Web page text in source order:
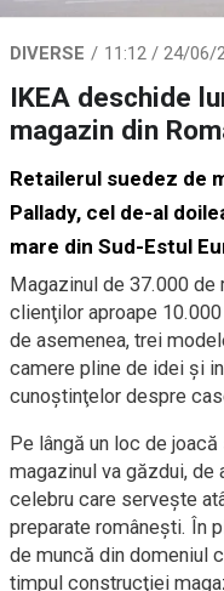
DIVERSE 11:12 / 24/06/
IKEA deschide
magazin din
Retailerul suedez de
Pallady, cel de-al
mare din Sud-Estul
Magazinul de 37.000
clienţilor aproape
de asemenea, trei
camere pline de idei şi
cunoştinţelor despre
Pe lângă un loc de
magazinul va găzdui, de
celebru care serveşte
preparate româneşti. În
de muncă din domeniul
timpul construcţiei